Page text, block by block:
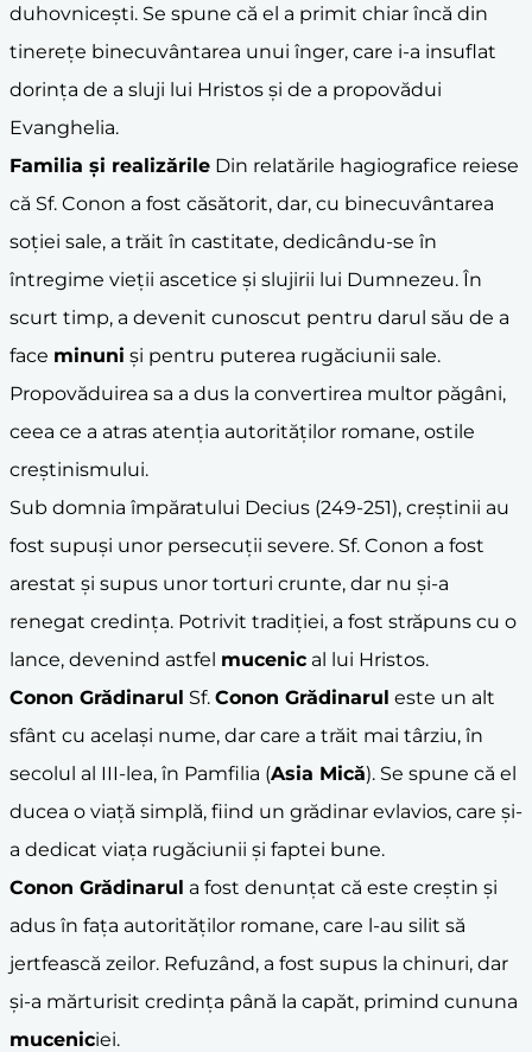
duhovnicești. Se spune că el a primit chiar încă din
tinerețe binecuvântarea unui înger, care i-a insuflat
dorința de a sluji lui Hristos și de a propovădui
Evanghelia.
Familia și realizările Din relatările hagiografice reiese
că Sf. Conon a fost căsătorit, dar, cu binecuvântarea
soției sale, a trăit în castitate, dedicându-se în
întregime vieții ascetice și slujirii lui Dumnezeu. În
scurt timp, a devenit cunoscut pentru darul său de a
face minuni și pentru puterea rugăciunii sale.
Propovăduirea sa a dus la convertirea multor păgâni,
ceea ce a atras atenția autorităților romane, ostile
creștinismului.
Sub domnia împăratului Decius (249-251), creștinii au
fost supuși unor persecuții severe. Sf. Conon a fost
arestat și supus unor torturi crunte, dar nu și-a
renegat credința. Potrivit tradiției, a fost străpuns cu o
lance, devenind astfel mucenic al lui Hristos.
Conon Grădinarul Sf. Conon Grădinarul este un alt
sfânt cu același nume, dar care a trăit mai târziu, în
secolul al III-lea, în Pamfilia (Asia Mică). Se spune că el
ducea o viață simplă, fiind un grădinar evlavios, care și-
a dedicat viața rugăciunii și faptei bune.
Conon Grădinarul a fost denunțat că este creștin și
adus în fața autorităților romane, care l-au silit să
jertfească zeilor. Refuzând, a fost supus la chinuri, dar
și-a mărturisit credința până la capăt, primind cununa
muceniciei.